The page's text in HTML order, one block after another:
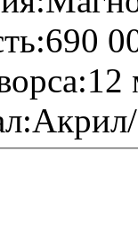
690
12